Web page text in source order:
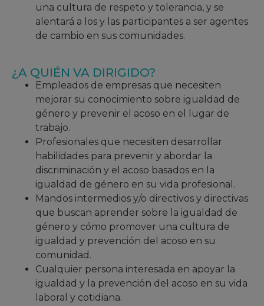
una cultura de respeto y tolerancia, y se
alentará a los y las participantes a ser agentes
de cambio en sus comunidades.
¿A QUIÉN VA DIRIGIDO?
Empleados de empresas que necesiten
mejorar su conocimiento sobre igualdad de
género y prevenir el acoso en el lugar de
trabajo.
Profesionales que necesiten desarrollar
habilidades para prevenir y abordar la
discriminación y el acoso basados en la
igualdad de género en su vida profesional.
Mandos intermedios y/o directivos y directivas
que buscan aprender sobre la igualdad de
género y cómo promover una cultura de
igualdad y prevención del acoso en su
comunidad.
Cualquier persona interesada en apoyar la
igualdad y la prevención del acoso en su vida
laboral y cotidiana.